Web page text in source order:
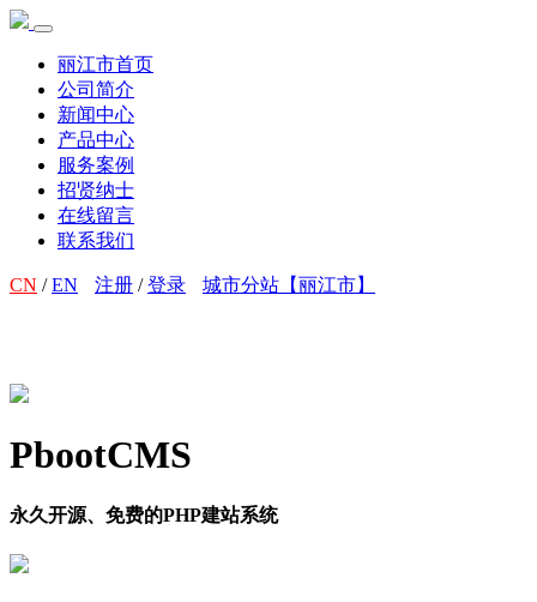
丽江市首页
公司简介
新闻中心
产品中心
服务案例
招贤纳士
在线留言
联系我们
CN /EN 注册 /登录 城市分站【丽江市】
PbootCMS
永久开源、免费的PHP建站系统